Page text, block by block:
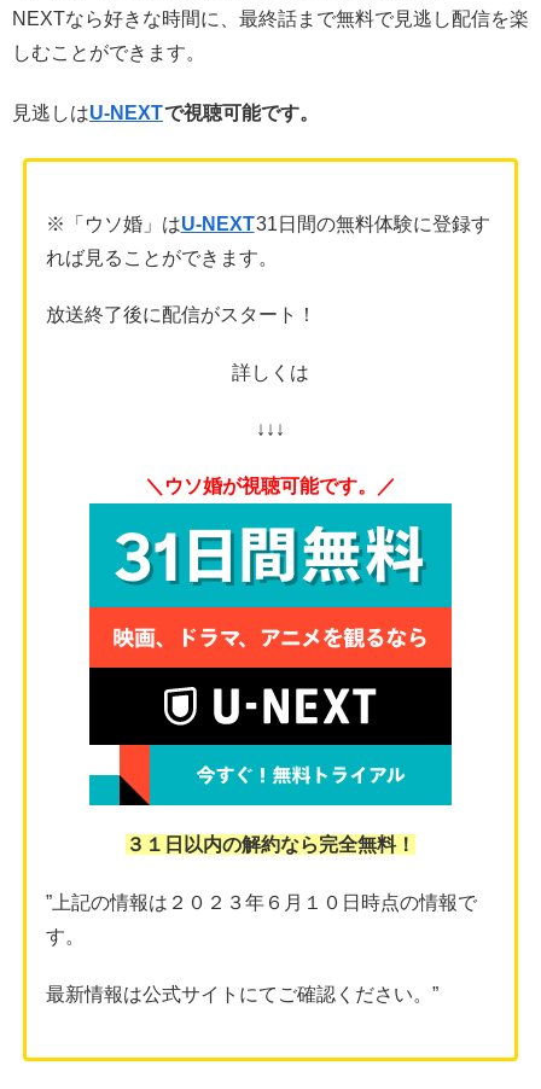
NEXTなら好きな時間に、最終話まで無料で見逃し配信を楽
しむことができます。
見逃しはU-NEXTで視聴可能です。
※「ウソ婚」はU-NEXT31日間の無料体験に登録す
れば見ることができます。
放送終了後に配信がスタート！
詳しくは
↓↓↓
＼ウソ婚が視聴可能です。／
３１日以内の解約なら完全無料！
”上記の情報は２０２３年６月１０日時点の情報で
す。
最新情報は公式サイトにてご確認ください。”